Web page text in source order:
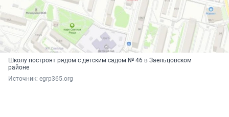
Школу построят рядом с детским садом № 46 в Заельцовском
районе
Источник: egrp365.org